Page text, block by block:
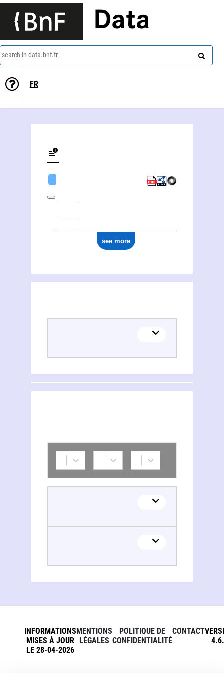
Data
search in data.bnf.fr
FR
see more
INFORMATIONS
MISES À JOUR
LE 28-04-2026
MENTIONS
LÉGALES
POLITIQUE DE
CONFIDENTIALITÉ
CONTACT